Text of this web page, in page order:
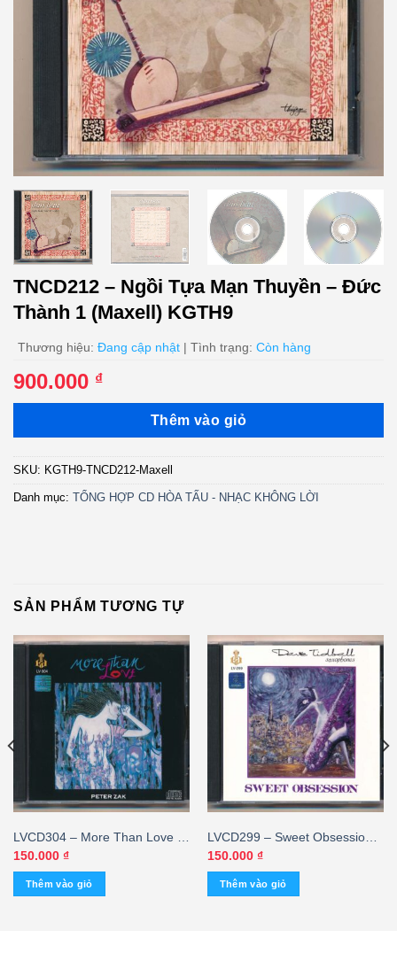
TNCD212 – Ngồi Tựa Mạn Thuyền – Đức
Thành 1 (Maxell) KGTH9
Thương hiệu: Đang cập nhật | Tình trạng: Còn hàng
900.000 ₫
Thêm vào giỏ
SKU: KGTH9-TNCD212-Maxell
Danh mục: TỔNG HỢP CD HÒA TẤU - NHẠC KHÔNG LỜI
SẢN PHẨM TƯƠNG TỰ
LVCD304 – More Than Love –
Peter Zak (Hòa Tấu)
150.000 ₫
Thêm vào giỏ
LVCD299 – Sweet Obsession –
Dave Tidball (Hòa Tấu) (MFJ)
150.000 ₫
Thêm vào giỏ